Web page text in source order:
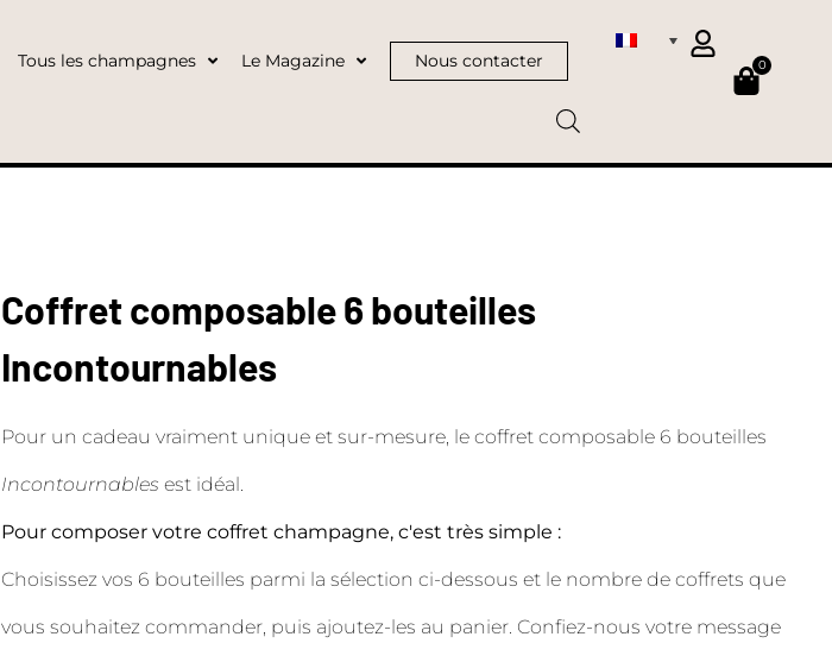
Tous les champagnes Le Magazine Nous contacter 0
Coffret composable 6 bouteilles
Incontournables
Pour un cadeau vraiment unique et sur-mesure, le coffret composable 6 bouteilles
Incontournables est idéal.
Pour composer votre coffret champagne, c'est très simple :
Choisissez vos 6 bouteilles parmi la sélection ci-dessous et le nombre de coffrets que
vous souhaitez commander, puis ajoutez-les au panier. Confiez-nous votre message